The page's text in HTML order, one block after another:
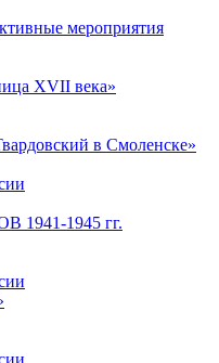
мероприятия
XVII века»
в Смоленске»
1941-1945 гг.